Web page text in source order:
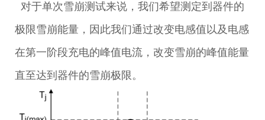
对于单次雪崩测试来说，我们希望测定到器件的
极限雪崩能量，因此我们通过改变电感值以及电感
在第一阶段充电的峰值电流，改变雪崩的峰值能量
直至达到器件的雪崩极限。